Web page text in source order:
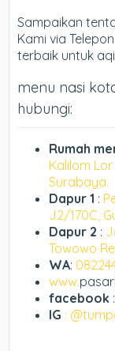
Sampaikan
Kami via
terbaik untuk
menu nasi
hubungi:
Rumah
Kalilom
Surabaya.
Dapur 1 :
J2/170C,
Dapur 2 :
Towowo
WA:
www.
facebook :
IG :